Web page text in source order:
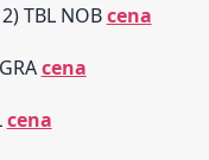
TBL NOBcena
cena
cena